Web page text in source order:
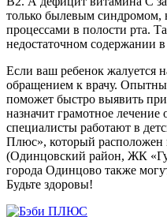
только былевым синдромом,
процессами в полости рта.
недостаточном содержании
Если ваш ребенок жалуется
обращением к врачу.
поможет быстро выявить
назначит грамотное лечение
специалисты работают в
Плюс», который
(Одинцовский район, ЖК
города Одинцово также
Будьте здоровы!